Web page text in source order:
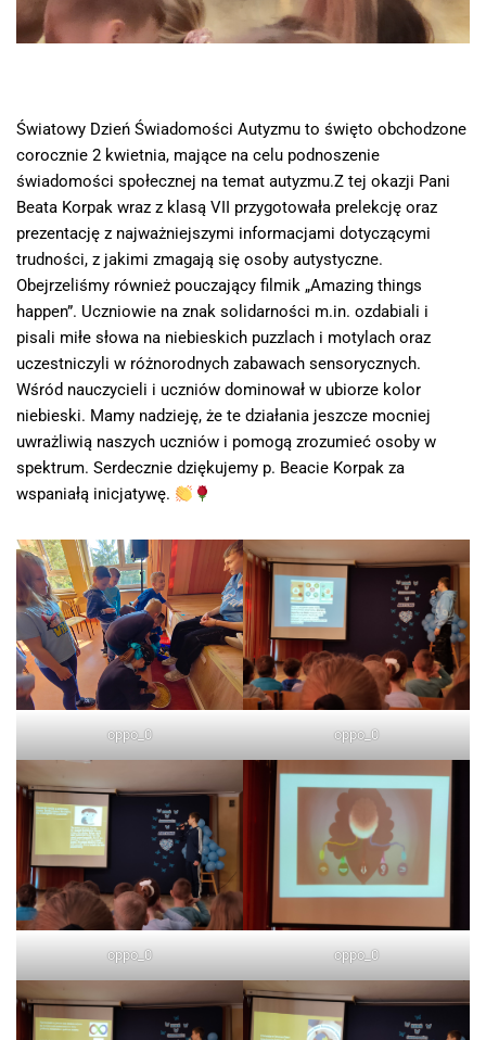
Światowy Dzień Świadomości Autyzmu to święto obchodzone
corocznie 2 kwietnia, mające na celu podnoszenie
świadomości społecznej na temat autyzmu.Z tej okazji Pani
Beata Korpak wraz z klasą VII przygotowała prelekcję oraz
prezentację z najważniejszymi informacjami dotyczącymi
trudności, z jakimi zmagają się osoby autystyczne.
Obejrzeliśmy również pouczający filmik „Amazing things
happen”. Uczniowie na znak solidarności m.in. ozdabiali i
pisali miłe słowa na niebieskich puzzlach i motylach oraz
uczestniczyli w różnorodnych zabawach sensorycznych.
Wśród nauczycieli i uczniów dominował w ubiorze kolor
niebieski. Mamy nadzieję, że te działania jeszcze mocniej
uwrażliwią naszych uczniów i pomogą zrozumieć osoby w
spektrum. Serdecznie dziękujemy p. Beacie Korpak za
wspaniałą inicjatywę.
oppo_0 oppo_0
oppo_0 oppo_0